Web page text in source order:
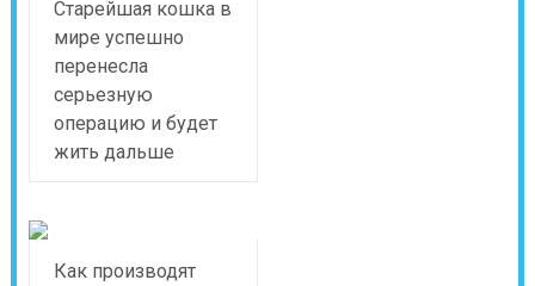
Старейшая кошка в
мире успешно
перенесла
серьезную
операцию и будет
жить дальше
Как производят